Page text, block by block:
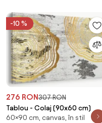
-10 %
276 RON307 RON
Tablou - Colaj (90x60 cm)
60×90 cm, canvas, în stil